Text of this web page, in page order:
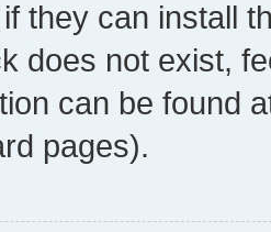
they can install
does not exist,
can be found
pages).